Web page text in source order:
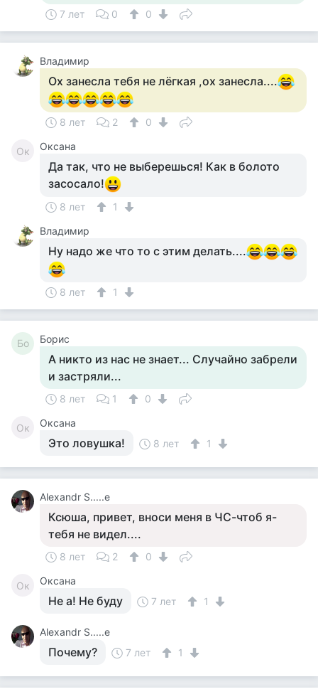
7 лет 0 0
Владимир
Ох занесла тебя не лёгкая ,ох занесла....
8 лет 2 0
Ок Оксана
Да так, что не выберешься! Как в болото
засосало!
8 лет
1
Владимир
Ну надо же что то с этим делать....
8 лет 1
Бо Борис
А никто из нас не знает... Случайно забрели
и застряли...
8 лет 1 0
Ок Оксана
Это ловушка! 8 лет 1
Alexandr S.....e
Ксюша, привет, вноси меня в ЧС-чтоб я-
тебя не видел....
8 лет 2 0
Ок Оксана
Не а! Не буду 7 лет 1
Alexandr S.....e
Почему? 7 лет 1